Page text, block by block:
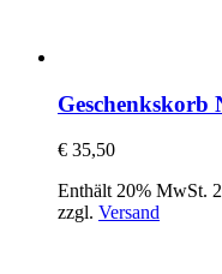
Geschenkskorb
€ 35,50
Enthält 20% MwSt.
zzgl. Versand